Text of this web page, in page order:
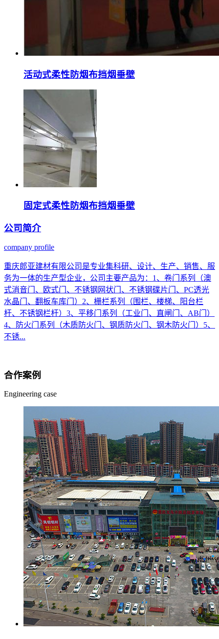
活动式柔性防烟布挡烟垂壁
固定式柔性防烟布挡烟垂壁
公司简介
company profile
重庆郎亚建材有限公司是专业集科研、设计、生产、销售、服
务为一体的生产型企业，公司主要产品为：1、卷门系列（澳
式消音门、欧式门、不锈钢网状门、不锈钢碟片门、PC透光
水晶门、翻板车库门）2、栅栏系列（围栏、楼梯、阳台栏
杆、不锈钢栏杆）3、平移门系列（工业门、直闸门、AB门）
4、防火门系列（木质防火门、钢质防火门、钢木防火门）5、
不锈...
合作案例
Engineering case